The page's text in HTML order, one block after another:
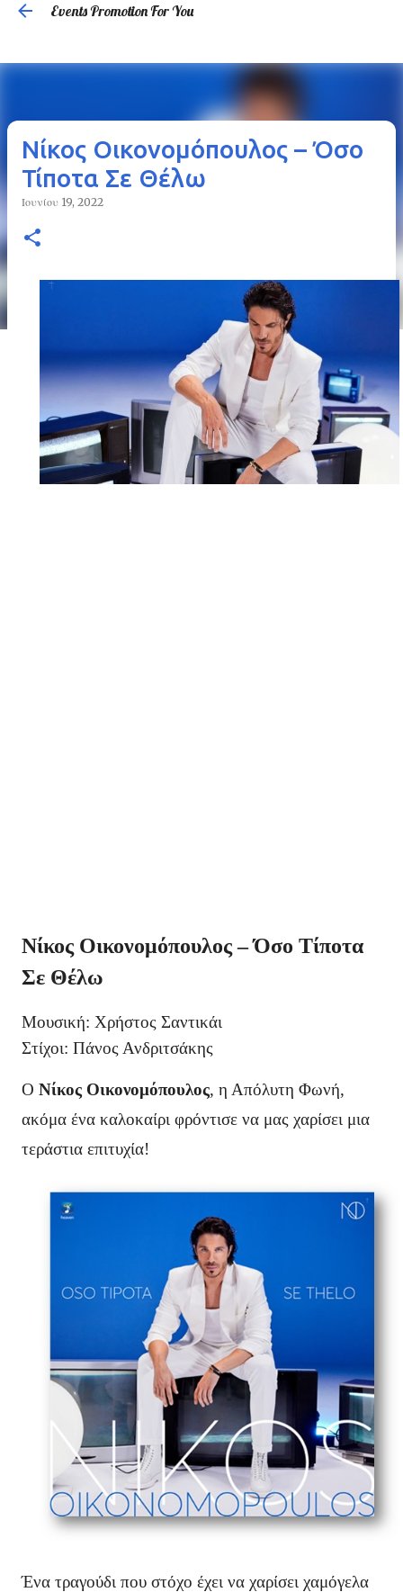
Events Promotion For You
Νίκος Οικονομόπουλος – Όσο
Τίποτα Σε Θέλω
Ιουνίου 19, 2022
Νίκος Οικονομόπουλος – Όσο Τίποτα
Σε Θέλω
Μουσική: Χρήστος Σαντικάι
Στίχοι: Πάνος Ανδριτσάκης
Ο Νίκος Οικονομόπουλος, η Απόλυτη Φωνή,
ακόμα ένα καλοκαίρι φρόντισε να μας χαρίσει μια
τεράστια επιτυχία!
Ένα τραγούδι που στόχο έχει να χαρίσει χαμόγελα